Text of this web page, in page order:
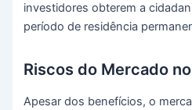
investidores obterem a
período de residência
Riscos do Mercado
Apesar dos benefícios, o